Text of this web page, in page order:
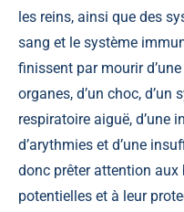
les reins, ainsi que des
sang et le système
finissent par mourir
organes, d’un choc, d’un
respiratoire aiguë, d’une
d’arythmies et d’une
donc prêter attention
potentielles et à leur